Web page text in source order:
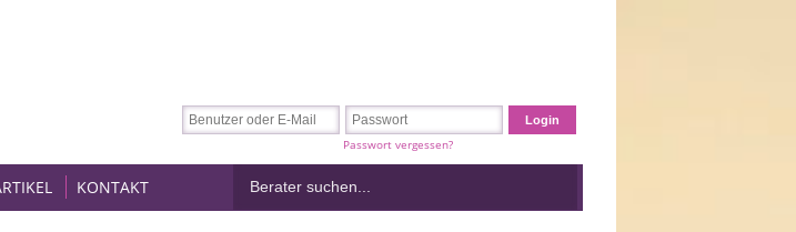
Passwort vergessen?
KONTAKT